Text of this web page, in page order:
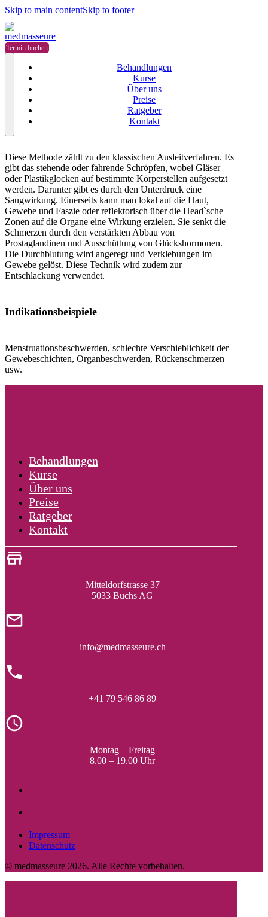
Skip to main contentSkip to footer
Termin buchen
Behandlungen
Kurse
Über uns
Preise
Ratgeber
Kontakt
Diese Methode zählt zu den klassischen Ausleitverfahren. Es
gibt das stehende oder fahrende Schröpfen, wobei Gläser
oder Plastikglocken auf bestimmte Körperstellen aufgesetzt
werden. Darunter gibt es durch den Unterdruck eine
Saugwirkung. Einerseits kann man lokal auf die Haut,
Gewebe und Faszie oder reflektorisch über die Head`sche
Zonen auf die Organe eine Wirkung erzielen. Sie senkt die
Schmerzen durch den verstärkten Abbau von
Prostaglandinen und Ausschüttung von Glückshormonen.
Die Durchblutung wird angeregt und Verklebungen im
Gewebe gelöst. Diese Technik wird zudem zur
Entschlackung verwendet.
Indikationsbeispiele
Menstruationsbeschwerden, schlechte Verschieblichkeit der
Gewebeschichten, Organbeschwerden, Rückenschmerzen
usw.
Behandlungen
Kurse
Über uns
Preise
Ratgeber
Kontakt
Mitteldorfstrasse 37
5033 Buchs AG
info@medmasseure.ch
+41 79 546 86 89
Montag – Freitag
8.00 – 19.00 Uhr
Impressum
Datenschutz
© medmasseure 2026. Alle Rechte vorbehalten.